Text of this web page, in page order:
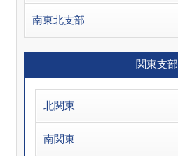
南東北支部
関東支部
北関東
南関東